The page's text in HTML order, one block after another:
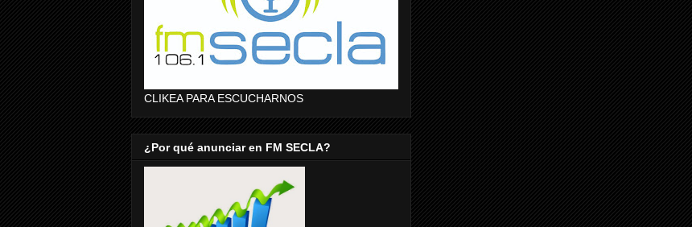
CLIKEA PARA ESCUCHARNOS
¿Por qué anunciar en FM SECLA?